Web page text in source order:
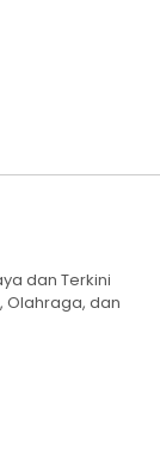
dan Terkini
Olahraga, dan